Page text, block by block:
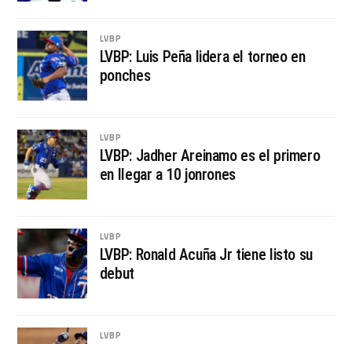
LVBP
LVBP: Luis Peña lidera el torneo en
ponches
LVBP
LVBP: Jadher Areinamo es el primero
en llegar a 10 jonrones
LVBP
LVBP: Ronald Acuña Jr tiene listo su
debut
LVBP